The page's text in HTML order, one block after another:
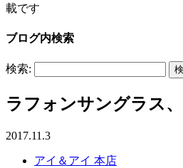
載です
ブログ内検索
検索:
ラフォンサングラス
2017.11.3
アイ＆アイ 本店